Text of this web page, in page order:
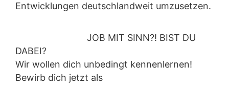
Entwicklungen deutschlandweit umzusetzen.
JOB MIT SINN?! BIST DU
DABEI?
Wir wollen dich unbedingt kennenlernen!
Bewirb dich jetzt als